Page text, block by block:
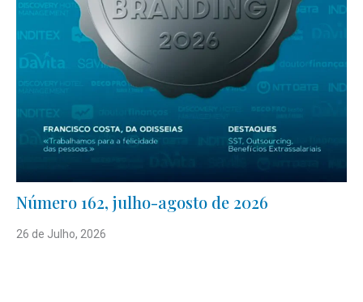
Número 162, julho-agosto de 2026
26 de Julho, 2026